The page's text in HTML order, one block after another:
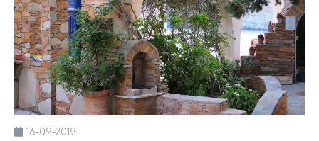
16-09-2019